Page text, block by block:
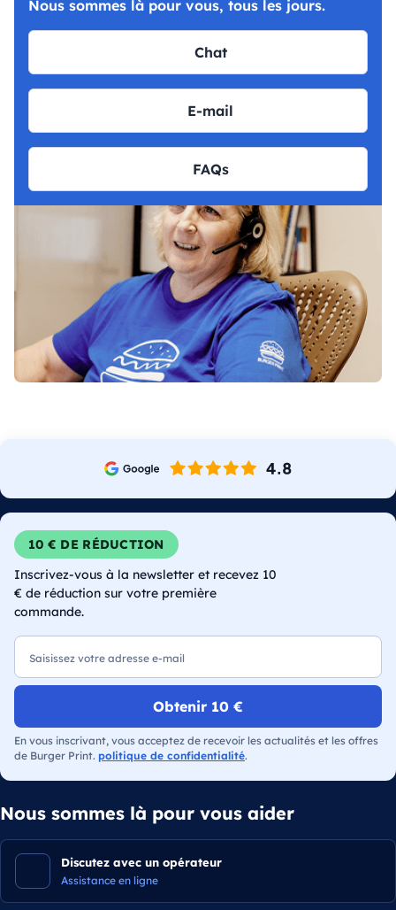
Nous sommes là pour vous, tous les jours.
Chat
E-mail
FAQs
10 € DE RÉDUCTION
Inscrivez-vous à la newsletter et recevez 10
€ de réduction sur votre première
commande.
E-mail
Obtenir 10 €
En vous inscrivant, vous acceptez de recevoir les actualités et les offres
de Burger Print. politique de confidentialité.
Nous sommes là pour vous aider
Discutez avec un opérateur
Assistance en ligne